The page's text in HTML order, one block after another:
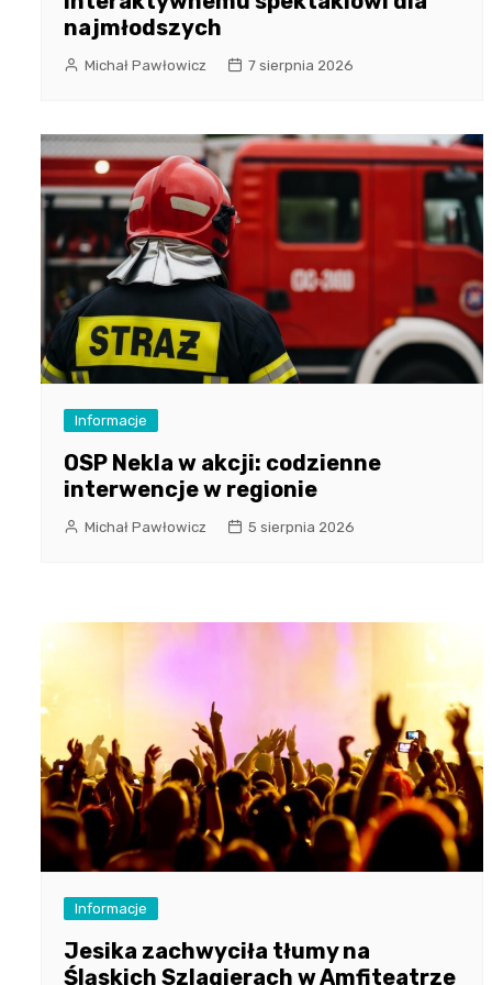
najmłodszych
Michał Pawłowicz 7 sierpnia 2026
Informacje
OSP Nekla w akcji: codzienne
interwencje w regionie
Michał Pawłowicz 5 sierpnia 2026
Informacje
Jesika zachwyciła tłumy na
Śląskich Szlagierach w Amfiteatrze